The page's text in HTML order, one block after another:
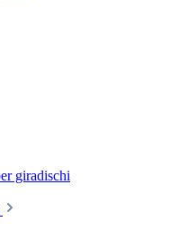
giradischi